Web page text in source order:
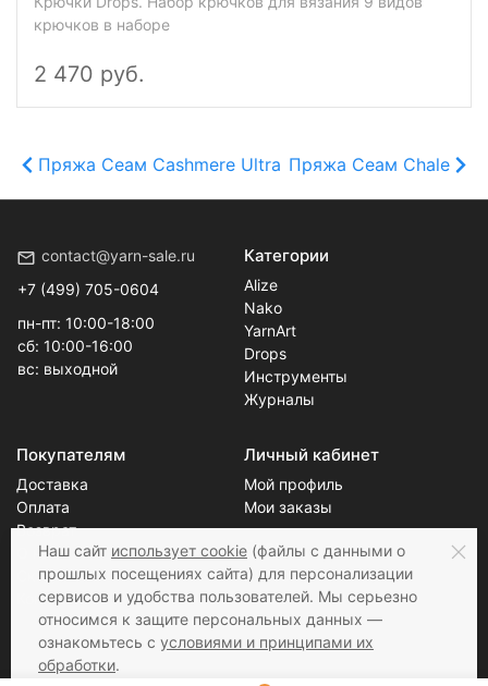
крючков в наборе
2 470 руб.
Пряжа Сеам Cashmere Ultra Пряжа Сеам Chale
contact@yarn-sale.ru
+7 (499) 705-0604
пн-пт: 10:00-18:00
сб: 10:00-16:00
вс: выходной
Категории
Alize
Nako
YarnArt
Drops
Инструменты
Журналы
Покупателям
Доставка
Оплата
Возврат
О нас
Скидки
Контакты
Личный кабинет
Мой профиль
Мои заказы
Блог
Новости
Статьи
Наш сайт использует cookie (файлы с данными о
прошлых посещениях сайта) для персонализации
сервисов и удобства пользователей. Мы серьезно
относимся к защите персональных данных —
ознакомьтесь с условиями и принципами их
обработки.